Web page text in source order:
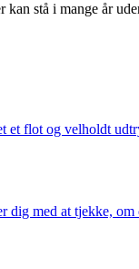
stå i mange år
flot og velholdt
med at tjekke,